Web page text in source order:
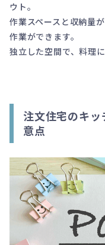
ウト。
作業スペースと収納量
作業ができます。
独立した空間で、料理
注文住宅のキ
意点